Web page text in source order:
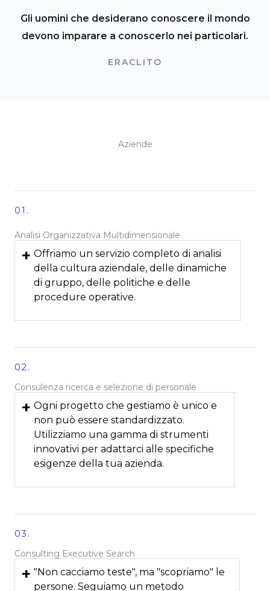
Gli uomini che desiderano conoscere il mondo
devono imparare a conoscerlo nei particolari.
ERACLITO
Aziende
01.
Analisi Organizzativa Multidimensionale
+ Offriamo un servizio completo di analisi
della cultura aziendale, delle dinamiche
di gruppo, delle politiche e delle
procedure operative.
02.
Consulenza ricerca e selezione di personale
+ Ogni progetto che gestiamo è unico e
non può essere standardizzato.
Utilizziamo una gamma di strumenti
innovativi per adattarci alle specifiche
esigenze della tua azienda.
03.
Consulting Executive Search
+ "Non cacciamo teste", ma "scopriamo" le
persone. Seguiamo un metodo